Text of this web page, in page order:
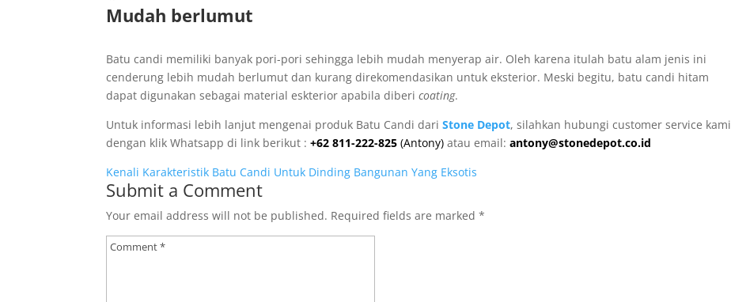
Mudah berlumut
Batu candi memiliki banyak pori-pori sehingga lebih mudah menyerap air. Oleh karena itulah batu alam jenis ini
cenderung lebih mudah berlumut dan kurang direkomendasikan untuk eksterior. Meski begitu, batu candi hitam
dapat digunakan sebagai material eskterior apabila dibericoating.
Untuk informasi lebih lanjut mengenai produk Batu Candi dariStone Depot, silahkan hubungi customer service kami
dengan klik Whatsapp di link berikut :+62 811-222-825 (Antony)atau email: antony@stonedepot.co.id
Kenali Karakteristik Batu Candi Untuk Dinding Bangunan Yang Eksotis
Submit a Comment
Your email address will not be published. Required fields are marked*